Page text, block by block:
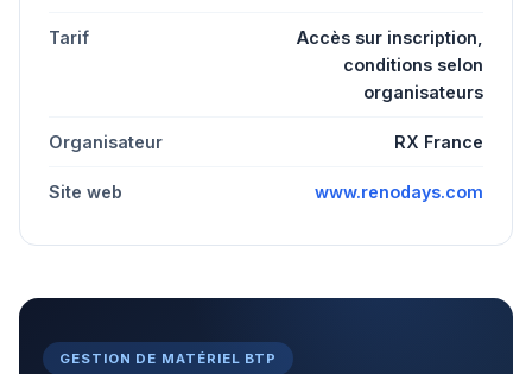
Tarif
Accès sur inscription,
conditions selon
organisateurs
Organisateur RX France
Site web www.renodays.com
GESTION DE MATÉRIEL BTP